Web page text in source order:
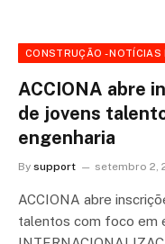
CONSTRUÇÃO - NOTÍCIAS
ACCIONA abre
de jovens
engenharia
By support setembro 2,
ACCIONA abre
talentos com foco em